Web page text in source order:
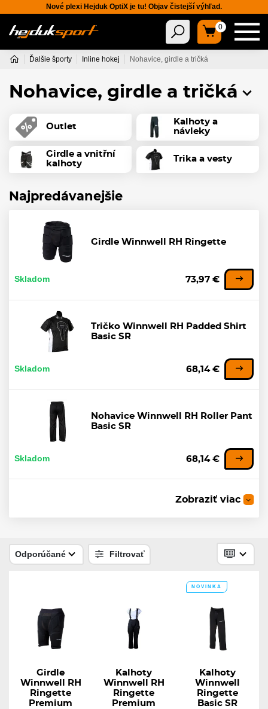
Nové plexi Hejduk OptiX je tu! Objav čistejší výhľad.
0
Ďalšie športy Inline hokej Nohavice, girdle a tričká
Nohavice, girdle a tričká
Outlet
Kalhoty a
návleky
Girdle a vnitřní
kalhoty
Trika a vesty
Najpredávanejšie
Girdle Winnwell RH Ringette
Skladom 73,97 €
Tričko Winnwell RH Padded Shirt
Basic SR
Skladom 68,14 €
Nohavice Winnwell RH Roller Pant
Basic SR
Skladom 68,14 €
Skladom 61,94 €
Basic SR
Skladom 80,54 €
Zobraziť viac
Odporúčané Filtrovať
Girdle
Winnwell RH
Ringette
Premium
Kalhoty
Winnwell RH
Ringette
Premium
NOVINKA
Kalhoty
Winnwell
Ringette
Basic SR